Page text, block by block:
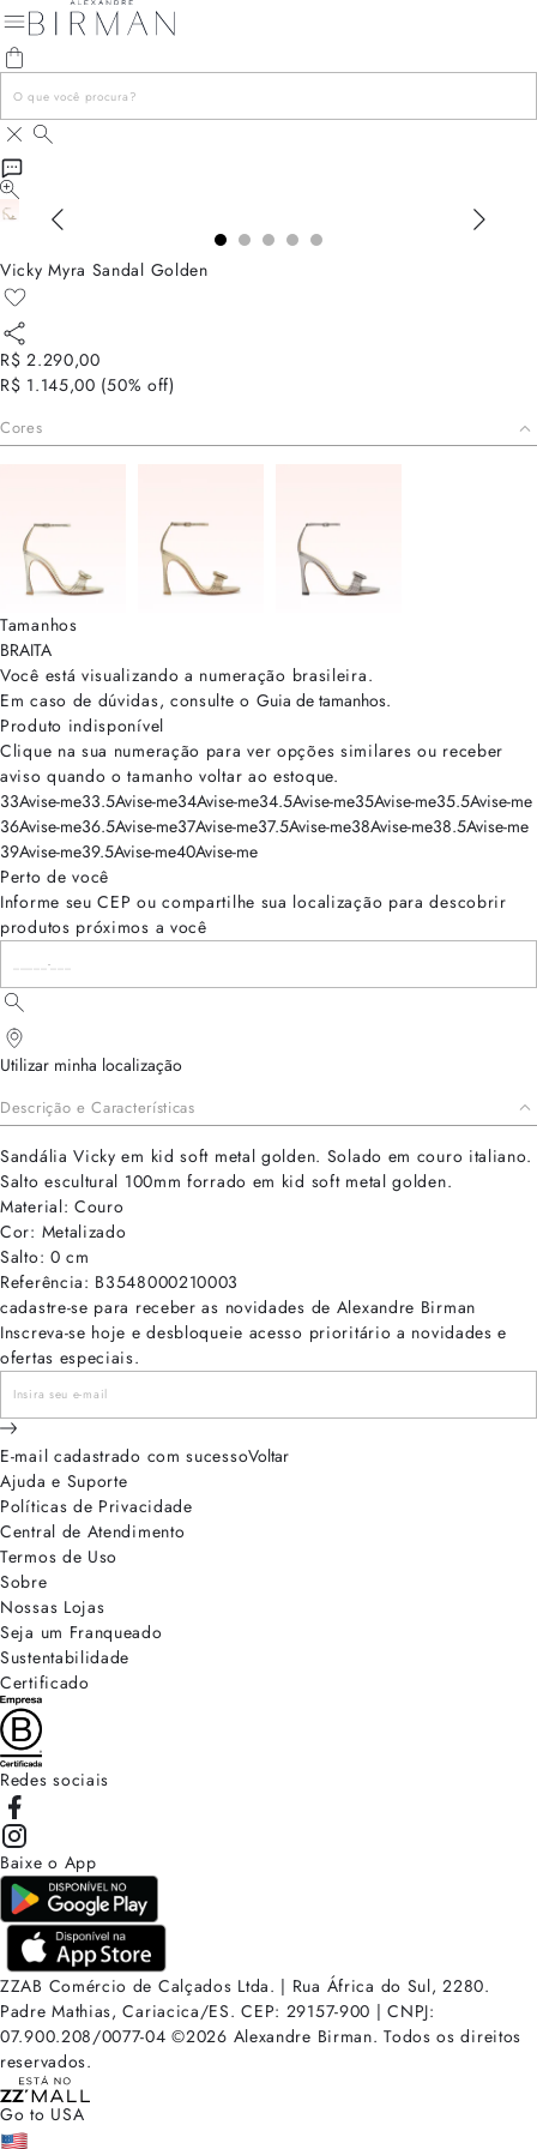
Vicky Myra Sandal Golden
R$ 2.290,00
R$ 1.145,00 (50% off)
Cores
Tamanhos
BRAITA
Você está visualizando a numeração brasileira.
Em caso de dúvidas, consulte o Guia de tamanhos.
Produto indisponível
Clique na sua numeração para ver opções similares ou receber
aviso quando o tamanho voltar ao estoque.
33Avise-me33.5Avise-me34Avise-me34.5Avise-me35Avise-me35.5Avise-me
36Avise-me36.5Avise-me37Avise-me37.5Avise-me38Avise-me38.5Avise-me
39Avise-me39.5Avise-me40Avise-me
Perto de você
Informe seu CEP ou compartilhe sua localização para descobrir
produtos próximos a você
Utilizar minha localização
Descrição e Características
Sandália Vicky em kid soft metal golden. Solado em couro italiano.
Salto escultural 100mm forrado em kid soft metal golden.
Material: Couro
Cor: Metalizado
Salto: 0 cm
Referência: B3548000210003
cadastre-se para receber as novidades de Alexandre Birman
Inscreva-se hoje e desbloqueie acesso prioritário a novidades e
ofertas especiais.
E-mail cadastrado com sucessoVoltar
Ajuda e Suporte
Políticas de Privacidade
Central de Atendimento
Termos de Uso
Sobre
Nossas Lojas
Seja um Franqueado
Sustentabilidade
Certificado
Redes sociais
Baixe o App
ZZAB Comércio de Calçados Ltda. | Rua África do Sul, 2280.
Padre Mathias, Cariacica/ES. CEP: 29157-900 | CNPJ:
07.900.208/0077-04 ©2026 Alexandre Birman. Todos os direitos
reservados.
Go to USA